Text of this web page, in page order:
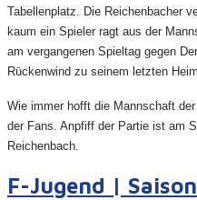
Tabellenplatz. Die Reichenbacher
kaum ein Spieler ragt aus der
am vergangenen Spieltag gegen
Rückenwind zu seinem letzten
Wie immer hofft die Mannschaft
der Fans. Anpfiff der Partie ist am
Reichenbach.
F-Jugend |